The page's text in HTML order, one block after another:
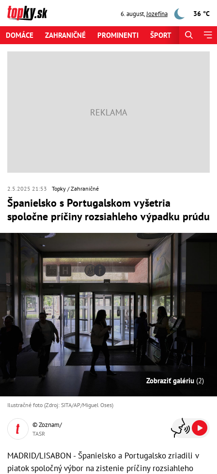
6. august,Jozefína 36 °C
DOMÁCE ZAHRANIČNÉ PROMINENTI ŠPORT
2.5.2025 21:53 Topky Zahraničné
Španielsko s Portugalskom vyšetria
spoločne príčiny rozsiahleho výpadku prúdu
Zobraziť galériu (2)
Ilustračné foto (Zdroj: SITA/AP/Miguel Oses)
© Zoznam/
TASR
MADRID/LISABON - Španielsko a Portugalsko zriadili v
piatok spoločný výbor na zistenie príčiny rozsiahleho